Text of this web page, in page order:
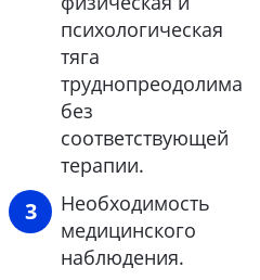
психологическая
тяга
труднопреодолима
без
соответствующей
терапии.
Необходимость
медицинского
наблюдения.